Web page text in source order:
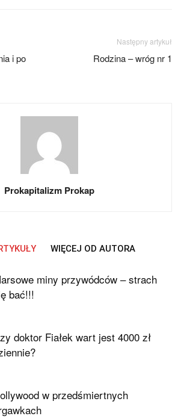
i po
Następny artykuł
Rodzina – wróg nr 1
Prokapitalizm Prokap
WIĘCEJ OD AUTORA
miny przywódców – strach
bać!!!
doktor Fiałek wart jest 4000 zł
w przedśmiertnych